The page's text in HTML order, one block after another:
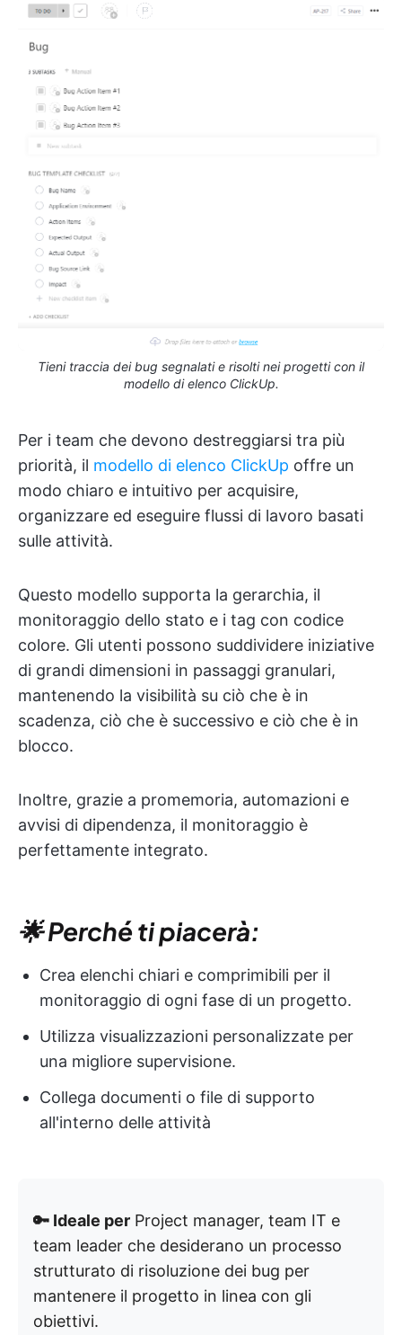
Tieni traccia dei bug segnalati e risolti nei progetti con il
modello di elenco ClickUp.
Per i team che devono destreggiarsi tra più
priorità, il modello di elenco ClickUp offre un
modo chiaro e intuitivo per acquisire,
organizzare ed eseguire flussi di lavoro basati
sulle attività.
Questo modello supporta la gerarchia, il
monitoraggio dello stato e i tag con codice
colore. Gli utenti possono suddividere iniziative
di grandi dimensioni in passaggi granulari,
mantenendo la visibilità su ciò che è in
scadenza, ciò che è successivo e ciò che è in
blocco.
Inoltre, grazie a promemoria, automazioni e
avvisi di dipendenza, il monitoraggio è
perfettamente integrato.
🌟 Perché ti piacerà:
Crea elenchi chiari e comprimibili per il
monitoraggio di ogni fase di un progetto.
Utilizza visualizzazioni personalizzate per
una migliore supervisione.
Collega documenti o file di supporto
all'interno delle attività
🔑 Ideale per Project manager, team IT e
team leader che desiderano un processo
strutturato di risoluzione dei bug per
mantenere il progetto in linea con gli
obiettivi.